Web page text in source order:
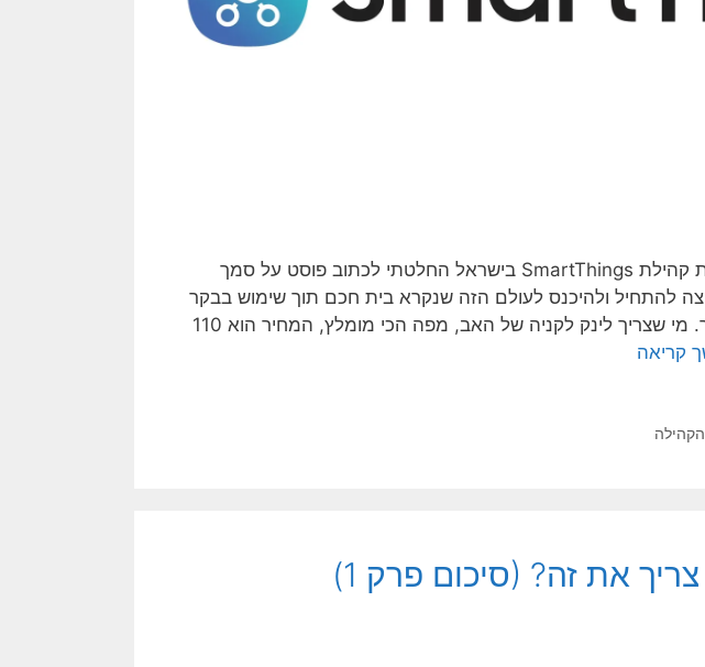
פוסט זה נכתב ע״י שי דותן – מנהלת קהילת SmartThings בישראל החלטתי לכתוב פוסט על סמך
להתחיל ולהיכנס לעולם הזה שנקרא בית חכם תוך שימוש בבקר
של SmartThings. מקווה שזה יעזור. מי שצריך לינק לקניה של האב, מפה הכי מומלץ, המחיר הוא 110
קריאה
את זה? (סיכום פרק 1)